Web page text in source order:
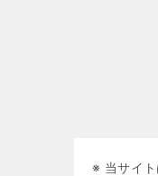
※ 当サイト